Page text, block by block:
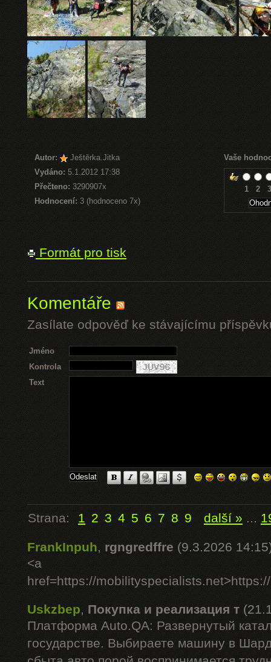
Autor:
Ještěrka.Jitka
Vydáno: 5.1.2012 17:38
Přečteno: 3290907x
Hodnocení: 3 (hodnoceno 7x)
Vaše
1 2 3
Formát pro tisk
Komentáře
Zasílate odpověď ke stávajícímu
Jméno
Kontrola
Text
Strana: 1 2 3 4 5 6 7 8 9 další » ...
FrankInpuh, rgngredffre (9.3.2026
<a
href=https://
Uskzbep, Покупка и реализация т
Платформа Auto.QA: Развернутый
государстве. Выбираете машину в